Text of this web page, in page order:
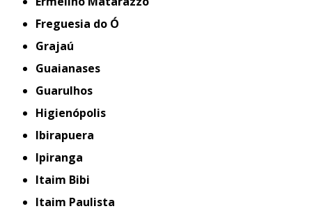
Freguesia do Ó
Grajaú
Guaianases
Guarulhos
Higienópolis
Ibirapuera
Ipiranga
Itaim Bibi
Itaim Paulista